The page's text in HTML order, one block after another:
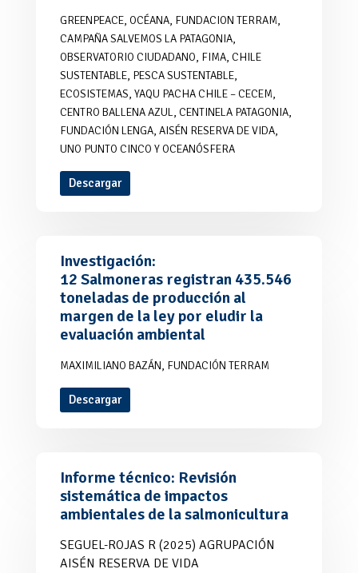
GREENPEACE, OCÉANA, FUNDACION TERRAM,
CAMPAÑA SALVEMOS LA PATAGONIA,
OBSERVATORIO CIUDADANO, FIMA, CHILE
SUSTENTABLE, PESCA SUSTENTABLE,
ECOSISTEMAS, YAQU PACHA CHILE – CECEM,
CENTRO BALLENA AZUL, CENTINELA PATAGONIA,
FUNDACIÓN LENGA, AISÉN RESERVA DE VIDA,
UNO PUNTO CINCO Y OCEANÓSFERA
Descargar
Investigación:
12 Salmoneras registran 435.546
toneladas de producción al
margen de la ley por eludir la
evaluación ambiental
MAXIMILIANO BAZÁN, FUNDACIÓN TERRAM
Descargar
Informe técnico: Revisión
sistemática de impactos
ambientales de la salmonicultura
SEGUEL-ROJAS R (2025) AGRUPACIÓN
AISÉN RESERVA DE VIDA